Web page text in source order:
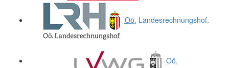
Oö. Landesrechnungshof.
Oö.